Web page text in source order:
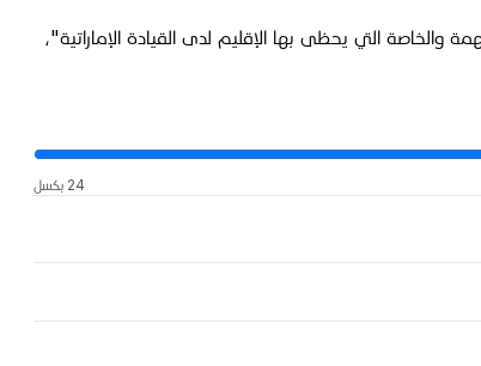
التي يحظى بها الإقليم لدى القيادة الإماراتية"،
24 بكسل